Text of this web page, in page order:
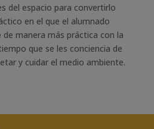
del espacio para convertirlo
en el que el alumnado
de manera más práctica con la
que se les conciencia de
y cuidar el medio ambiente.